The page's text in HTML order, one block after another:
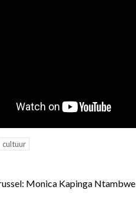
cultuur
Monica Kapinga Ntambwe